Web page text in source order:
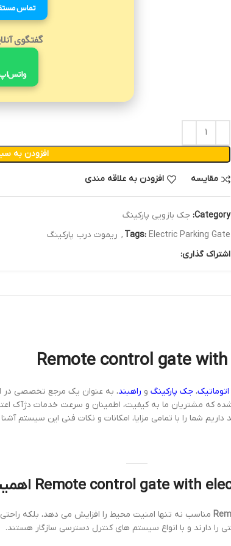
تماس
گفتگوی
افزودن به
مقایسه افزودن به علاقه مندی
Category: جک بازویی پارکینگ
Tags: Electric Parking Gate
, ریموت درب پارکینگ
اشتراک گذاری:
، جک پارکینگ و راهبند، به عنوان یک مرجع تخصصی در
شده که مشتریان ما به کیفیت، اطمینان و سرعت خدمات دژآک
داریم شما را با تمامی مزایا، امکانات و نکات فنی این سیستم
مناسب نه تنها امنیت محیط را افزایش می دهد، بلکه
دارند و با انواع سیستم های کنترل دسترسی سازگار هستند.